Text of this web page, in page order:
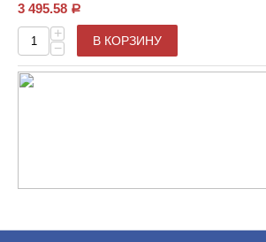
3 495.58 Р
+
−
В КОРЗИНУ